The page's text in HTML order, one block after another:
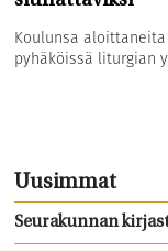
Koulunsa
pyhäköissä liturgian
Uusimmat
Seurakunnan